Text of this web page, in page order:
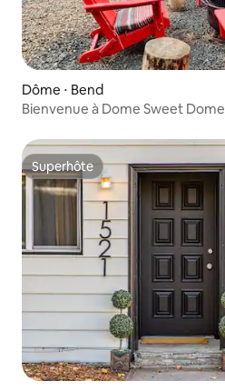
Dôme ⋅ Bend
Bienvenue à Dome Sweet Dome
Superhôte
Superhôte